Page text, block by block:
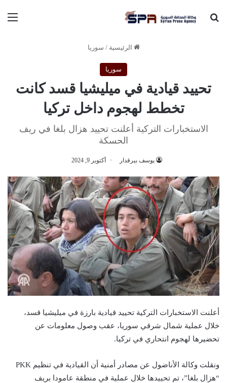
بحث عن
الرئيسية / سوريا
سوريا
تحييد قيادية في ميليشيا قسد كانت
تخطط لهجوم داخل تركيا
الاستخبارات التركية أعلنت تحييد هزال بلغا في ريف
الحسكة
يوسف بيرقدار أكتوبر 9, 2024
أعلنت الاستخبارات التركية تحييد قيادية بارزة في ميليشيا قسد،
خلال عملية شمال شرقي سوريا، عقب وصول معلومات عن
تحضيرها لهجوم انتحاري في تركيا.
ونقلت وكالة الأناضول عن مصادر أمنية أن القيادية في تنظيم PKK
“هزال بلغا”، تم تحييدها خلال عملية في منطقة عامودا بريف